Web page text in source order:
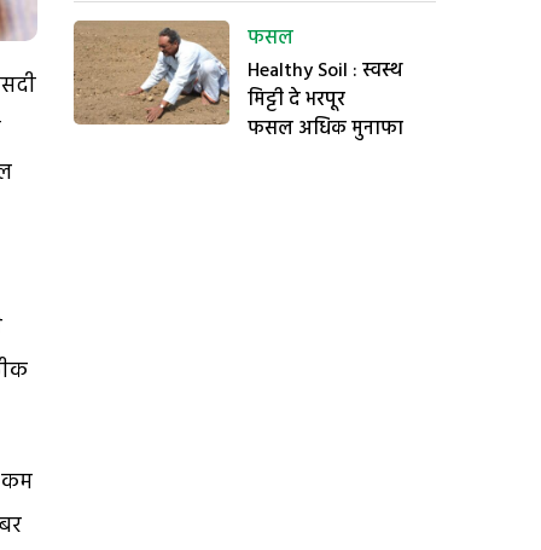
कम
फसल
Healthy Soil : स्वस्थ
मिट्टी दे भरपूर
फसल अधिक मुनाफा